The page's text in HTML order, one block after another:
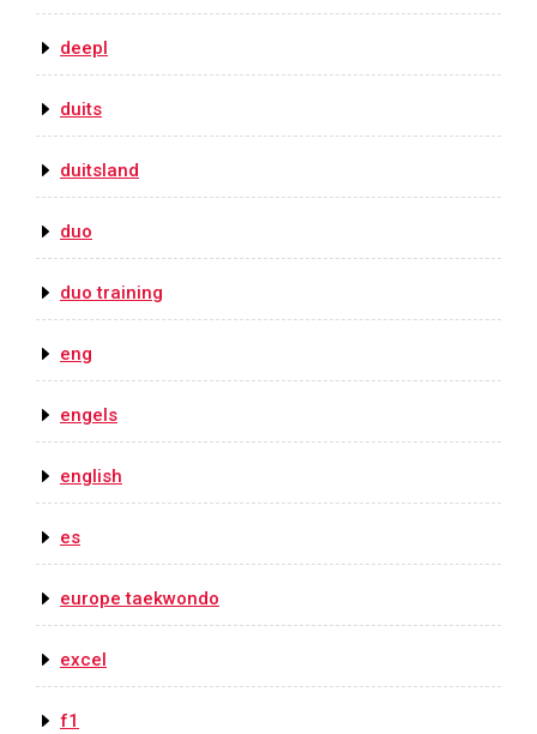
deepl
duits
duitsland
duo
duo training
eng
engels
english
es
europe taekwondo
excel
f1